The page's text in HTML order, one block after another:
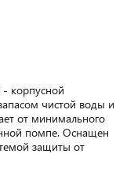
корпусной
чистой воды и
от минимального
помпе. Оснащен
защиты от